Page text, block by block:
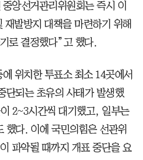
앙선거관리위원회는 즉시 이
재발방지 대책을 마련하기 위해
로 결정했다”고 했다.
위치한 투표소 최소 14곳에서
단되는 초유의 사태가 발생했
2~3시간씩 대기했고, 일부는
했다. 이에 국민의힘은 선관위
파악될 때까지 개표 중단을 요